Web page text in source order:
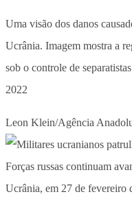
Uma visão dos danos
Ucrânia. Imagem mostra a
sob o controle de
2022
Leon Klein/Agência